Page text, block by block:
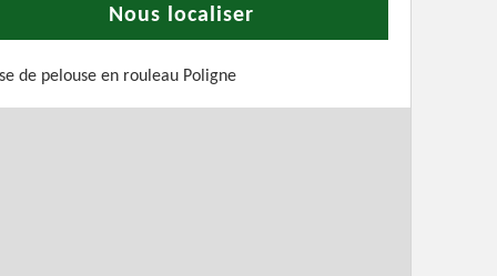
Nous localiser
de pelouse en rouleau Poligne